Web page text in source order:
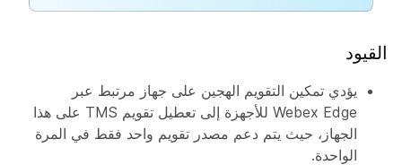
القيود
يؤدي تمكين التقويم الهجين على جهاز مرتبط عبر
Webex Edge للأجهزة إلى تعطيل تقويم TMS على هذا
الجهاز، حيث يتم دعم مصدر تقويم واحد فقط في المرة
الواحدة.